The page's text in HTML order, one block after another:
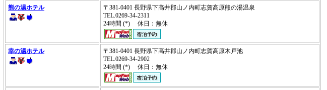
熊の湯ホテル
〒381-0401 長野県下高井郡山ノ内町志賀高原熊の湯温泉
TEL.0269-34-2311
24時間 (*) 休日：無休
幸の湯ホテル
〒381-0401 長野県下高井郡山ノ内町志賀高原木戸池
TEL.0269-34-2902
24時間 (*) 休日：無休